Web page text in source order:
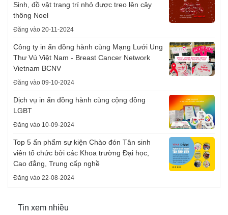
Sinh, đồ vật trang trí nhỏ được treo lên cây
thông Noel
Đăng vào 20-11-2024
Công ty in ấn đồng hành cùng Mạng Lưới Ung
Thư Vú Việt Nam - Breast Cancer Network
Vietnam BCNV
Đăng vào 09-10-2024
Dịch vụ in ấn đồng hành cùng cộng đồng
LGBT
Đăng vào 10-09-2024
Top 5 ấn phẩm sự kiện Chào đón Tân sinh
viên tổ chức bởi các Khoa trường Đại học,
Cao đẳng, Trung cấp nghề
Đăng vào 22-08-2024
Tin xem nhiều